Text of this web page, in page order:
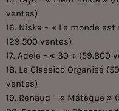
ventes)
16. Niska – « Le monde
129.500 ventes)
17. Adele – « 30 »
18. Le Classico Organisé
ventes)
19. Renaud – « Métèque »